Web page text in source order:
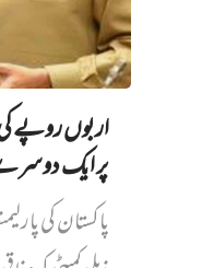
اربوں روپے
پر ایک دوسرے
پاکستان کی